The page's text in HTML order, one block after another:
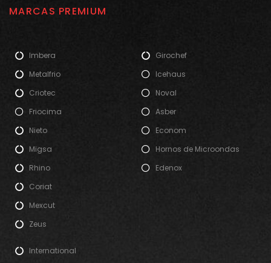
MARCAS PREMIUM
Imbera
Metalfrio
Criotec
Friocima
Nieto
Migsa
Rhino
Coriat
Mexcut
Zeus
Girochef
Icehaus
Noval
Asber
Econom
Hornos de Microondas
Edenox
International